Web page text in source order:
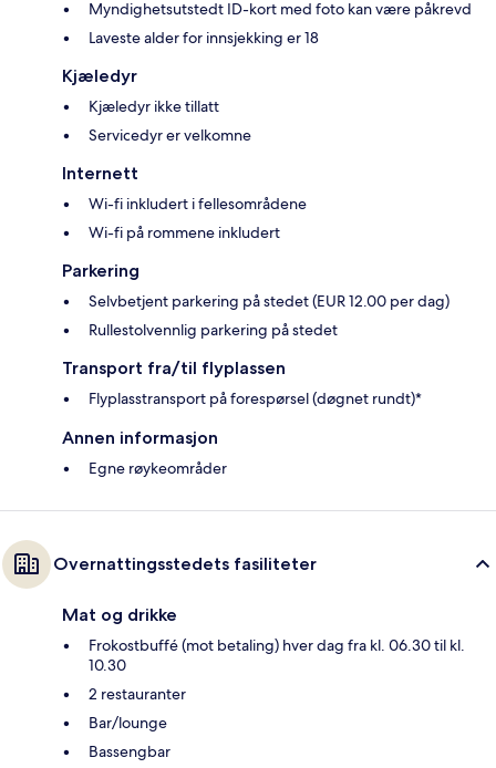
Myndighetsutstedt ID-kort med foto kan være påkrevd
Laveste alder for innsjekking er 18
Kjæledyr
Kjæledyr ikke tillatt
Servicedyr er velkomne
Internett
Wi-fi inkludert i fellesområdene
Wi-fi på rommene inkludert
Parkering
Selvbetjent parkering på stedet (EUR 12.00 per dag)
Rullestolvennlig parkering på stedet
Transport fra/til flyplassen
Flyplasstransport på forespørsel (døgnet rundt)*
Annen informasjon
Egne røykeområder
Overnattingsstedets fasiliteter
Mat og drikke
Frokostbuffé (mot betaling) hver dag fra kl. 06.30 til kl.
10.30
2 restauranter
Bar/lounge
Bassengbar